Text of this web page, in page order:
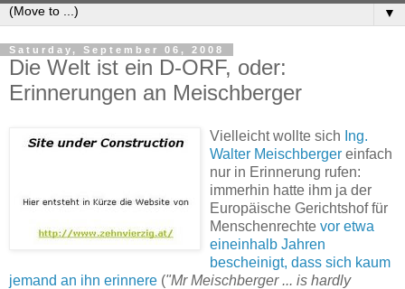
▼
Saturday, September 06, 2008
Die Welt ist ein D-ORF, oder:
Erinnerungen an Meischberger
Vielleicht wollte sich Ing.
Walter Meischberger einfach
nur in Erinnerung rufen:
immerhin hatte ihm ja der
Europäische Gerichtshof für
Menschenrechte vor etwa
eineinhalb Jahren
bescheinigt, dass sich kaum
jemand an ihn erinnere ("Mr Meischberger ... is hardly